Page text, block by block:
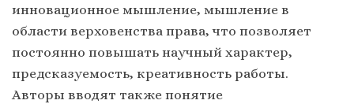
инновационное мышление, мышление в
области верховенства права, что позволяет
постоянно повышать научный характер,
предсказуемость, креативность работы.
Авторы вводят также понятие